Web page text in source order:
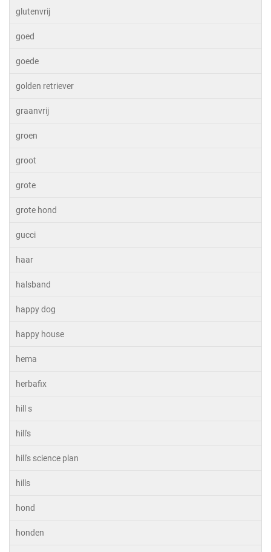
glutenvrij
goed
goede
golden retriever
graanvrij
groen
groot
grote
grote hond
gucci
haar
halsband
happy dog
happy house
hema
herbafix
hill s
hill's
hill's science plan
hills
hond
honden